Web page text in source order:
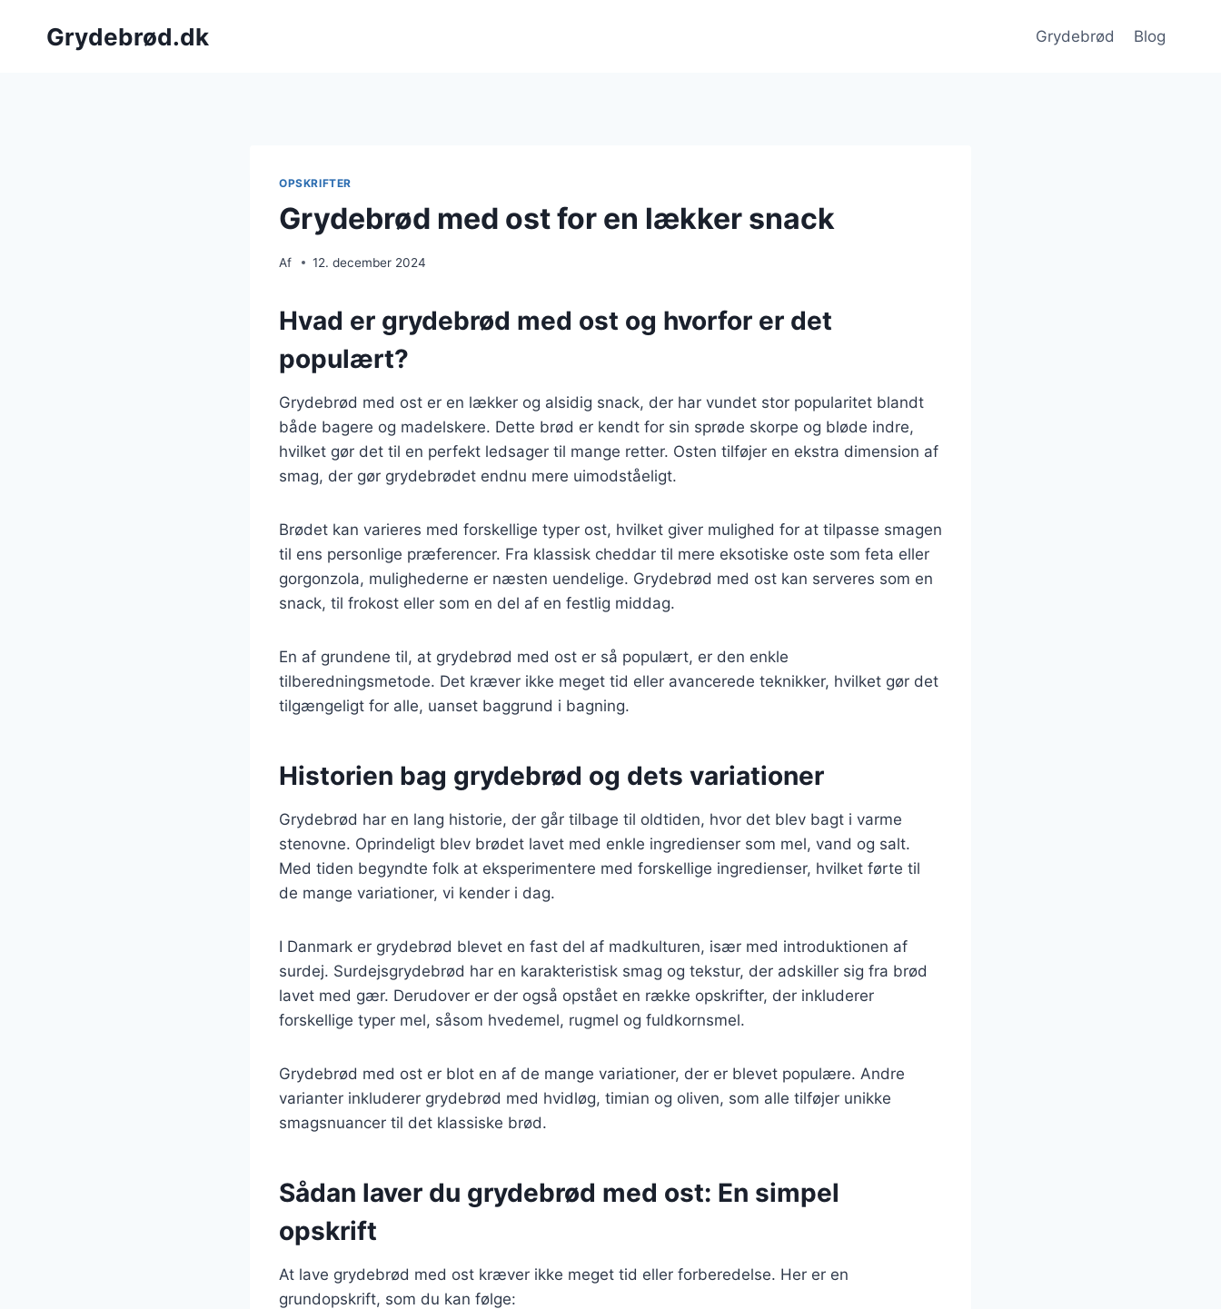
Grydebrød.dk Grydebrød Blog
OPSKRIFTER
Grydebrød med ost for en lækker snack
Af 12. december 2024
Hvad er grydebrød med ost og hvorfor er det
populært?
Grydebrød med ost er en lækker og alsidig snack, der har vundet stor popularitet blandt
både bagere og madelskere. Dette brød er kendt for sin sprøde skorpe og bløde indre,
hvilket gør det til en perfekt ledsager til mange retter. Osten tilføjer en ekstra dimension af
smag, der gør grydebrødet endnu mere uimodståeligt.
Brødet kan varieres med forskellige typer ost, hvilket giver mulighed for at tilpasse smagen
til ens personlige præferencer. Fra klassisk cheddar til mere eksotiske oste som feta eller
gorgonzola, mulighederne er næsten uendelige. Grydebrød med ost kan serveres som en
snack, til frokost eller som en del af en festlig middag.
En af grundene til, at grydebrød med ost er så populært, er den enkle
tilberedningsmetode. Det kræver ikke meget tid eller avancerede teknikker, hvilket gør det
tilgængeligt for alle, uanset baggrund i bagning.
Historien bag grydebrød og dets variationer
Grydebrød har en lang historie, der går tilbage til oldtiden, hvor det blev bagt i varme
stenovne. Oprindeligt blev brødet lavet med enkle ingredienser som mel, vand og salt.
Med tiden begyndte folk at eksperimentere med forskellige ingredienser, hvilket førte til
de mange variationer, vi kender i dag.
I Danmark er grydebrød blevet en fast del af madkulturen, især med introduktionen af
surdej. Surdejsgrydebrød har en karakteristisk smag og tekstur, der adskiller sig fra brød
lavet med gær. Derudover er der også opstået en række opskrifter, der inkluderer
forskellige typer mel, såsom hvedemel, rugmel og fuldkornsmel.
Grydebrød med ost er blot en af de mange variationer, der er blevet populære. Andre
varianter inkluderer grydebrød med hvidløg, timian og oliven, som alle tilføjer unikke
smagsnuancer til det klassiske brød.
Sådan laver du grydebrød med ost: En simpel
opskrift
At lave grydebrød med ost kræver ikke meget tid eller forberedelse. Her er en
grundopskrift, som du kan følge: